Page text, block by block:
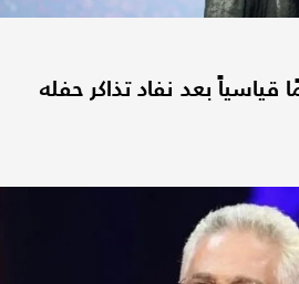
بعد نفاد تذاكر حفله